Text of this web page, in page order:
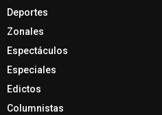
Deportes
Zonales
Espectáculos
Especiales
Edictos
Columnistas